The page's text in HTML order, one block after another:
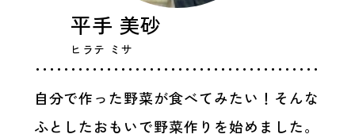
平手 美砂
ヒラテ ミサ
自分で作った野菜が食べてみたい！そんな
ふとしたおもいで野菜作りを始めました。